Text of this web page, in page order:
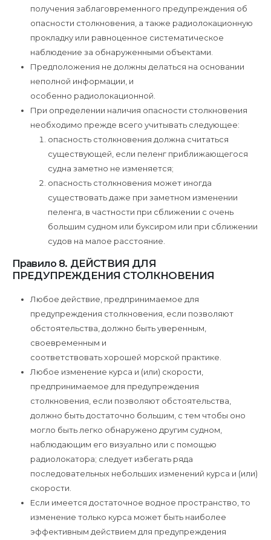
получения заблаговременного предупреждения об
опасности столкновения, а также радиолокационную
прокладку или равноценное систематическое
наблюдение за обнаруженными объектами.
Предположения не должны делаться на основании
неполной информации, и
особенно радиолокационной.
При определении наличия опасности столкновения
необходимо прежде всего учитывать следующее:
опасность столкновения должна считаться
существующей, если пеленг приближающегося
судна заметно не изменяется;
опасность столкновения может иногда
существовать даже при заметном изменении
пеленга, в частности при сближении с очень
большим судном или буксиром или при сближении
судов на малое расстояние.
Правило 8. ДЕЙСТВИЯ ДЛЯ
ПРЕДУПРЕЖДЕНИЯ СТОЛКНОВЕНИЯ
Любое действие, предпринимаемое для
предупреждения столкновения, если позволяют
обстоятельства, должно быть уверенным,
своевременным и
соответствовать хорошей морской практике.
Любое изменение курса и (или) скорости,
предпринимаемое для предупреждения
столкновения, если позволяют обстоятельства,
должно быть достаточно большим, с тем чтобы оно
могло быть легко обнаружено другим судном,
наблюдающим его визуально или с помощью
радиолокатора; следует избегать ряда
последовательных небольших изменений курса и (или)
скорости.
Если имеется достаточное водное пространство, то
изменение только курса может быть наиболее
эффективным действием для предупреждения